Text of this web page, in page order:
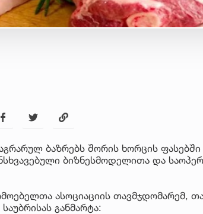
ბაზრებს შორის ხორცის
ბიზნესმოდელითა და
ასოციაციის თავმჯდომარემ,
განმარტა: